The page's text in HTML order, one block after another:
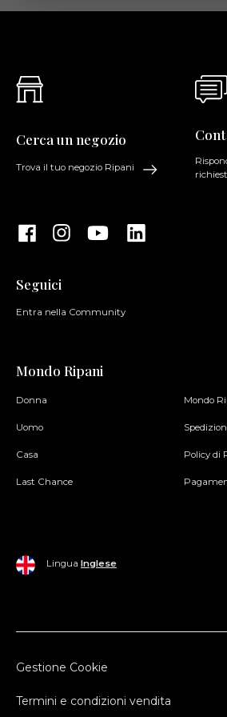
Cerca un negozio
Trova il tuo negozio Ripani
Seguici
Entra nella Community
Mondo Ripani
Donna
Uomo
Casa
Last Chance
Mondo
Policy di
Lingua Inglese
Gestione Cookie
Termini e condizioni vendita